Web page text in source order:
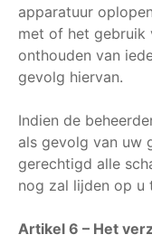
apparatuur
met of het gebruik
onthouden van
gevolg hiervan.
Indien de
als gevolg van uw
gerechtigd alle
nog zal lijden op u
Artikel 6 – Het